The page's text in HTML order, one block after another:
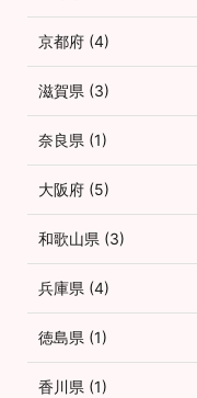
京都府 (4)
滋賀県 (3)
奈良県 (1)
大阪府 (5)
和歌山県 (3)
兵庫県 (4)
徳島県 (1)
香川県 (1)